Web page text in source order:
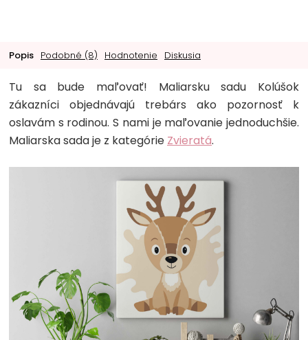
Popis Podobné (8) Hodnotenie Diskusia
Tu sa bude maľovať! Maliarsku sadu Kolúšok
zákazníci objednávajú trebárs ako pozornosť k
oslavám s rodinou. S nami je maľovanie jednoduchšie.
Maliarska sada je z kategórie Zvieratá.